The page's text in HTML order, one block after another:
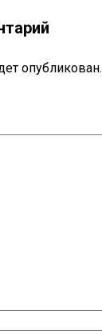
опубликован.